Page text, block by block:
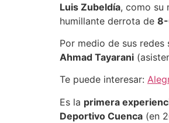
Luis Zubeldía, como su
humillante derrota de
Por medio de sus redes
Ahmad Tayarani
Te puede interesar:
Es la primera
Deportivo Cuenca (en